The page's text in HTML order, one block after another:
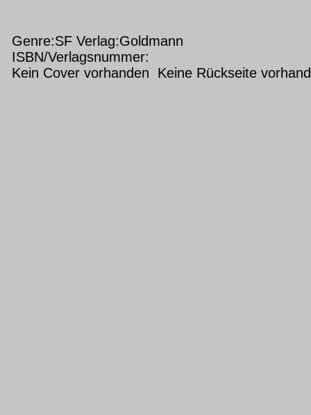
Genre:SF Verlag:Goldmann
ISBN/Verlagsnummer:
Kein Cover vorhanden Keine Rückseite